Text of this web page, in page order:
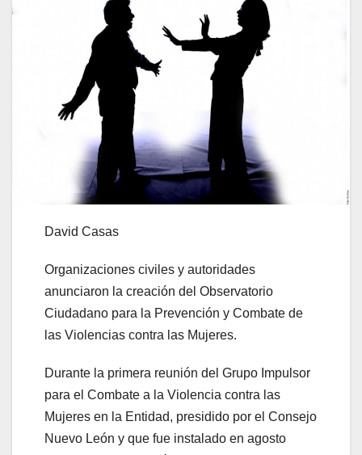
David Casas
Organizaciones civiles y autoridades
anunciaron la creación del Observatorio
Ciudadano para la Prevención y Combate de
las Violencias contra las Mujeres.
Durante la primera reunión del Grupo Impulsor
para el Combate a la Violencia contra las
Mujeres en la Entidad, presidido por el Consejo
Nuevo León y que fue instalado en agosto